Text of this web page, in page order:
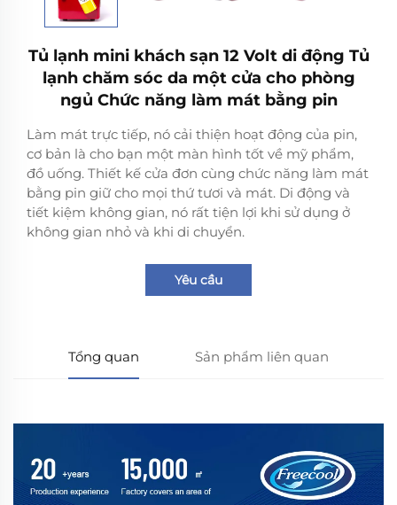
Tủ lạnh mini khách sạn 12 Volt di động Tủ
lạnh chăm sóc da một cửa cho phòng
ngủ Chức năng làm mát bằng pin
Làm mát trực tiếp, nó cải thiện hoạt động của pin,
cơ bản là cho bạn một màn hình tốt về mỹ phẩm,
đồ uống. Thiết kế cửa đơn cùng chức năng làm mát
bằng pin giữ cho mọi thứ tươi và mát. Di động và
tiết kiệm không gian, nó rất tiện lợi khi sử dụng ở
không gian nhỏ và khi di chuyển.
Yêu cầu
Tổng quan Sản phẩm liên quan